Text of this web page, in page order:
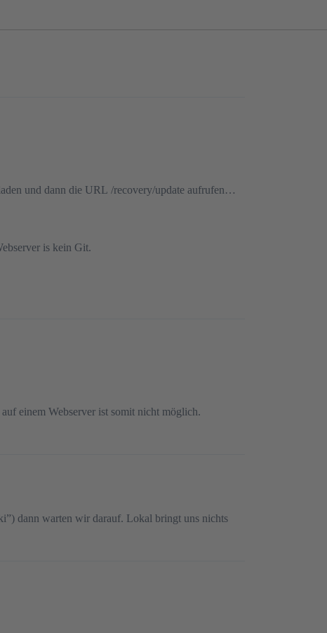
und dann die URL /recovery/update aufrufen…
is kein Git.
einem Webserver ist somit nicht möglich.
dann warten wir darauf. Lokal bringt uns nichts